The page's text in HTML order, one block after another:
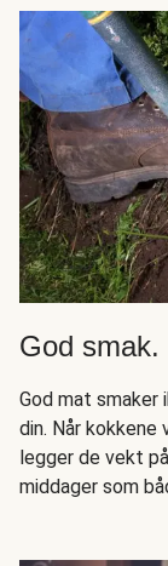
God
God mat smaker
din. Når
legger de vekt
middager som